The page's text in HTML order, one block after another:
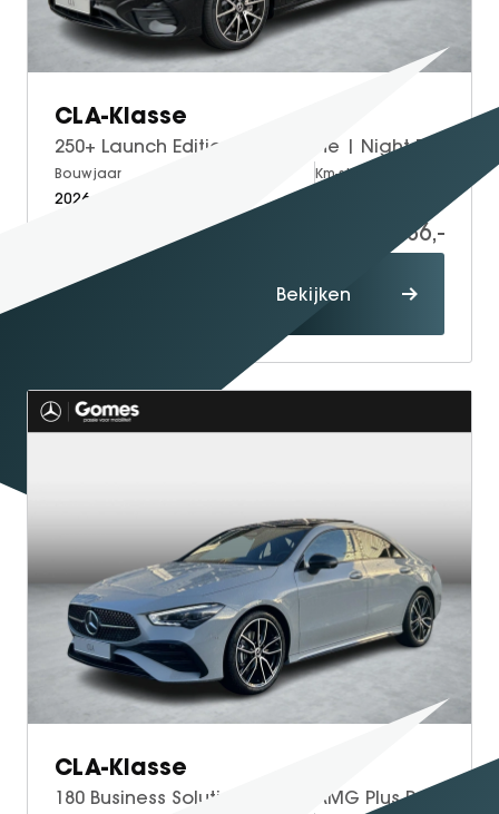
GT Coupé
smart #1
smart #3
Free
Dongfeng
Mhero
SEAL U
SEAL U DM-I
BYD SEAL 6 DM-I
SEAL 6 DM-I TOURING
SEALION 7
DOLPHIN SURF
CLA-Klasse
Bouwjaar
2026
Km-stand
59.886,-
Bekijken
CLA-Klasse
180 Business Solution AMG | AMG Plus Pakket | Night Pakket | Panoramadak | 360° Camera | Dodehoekassistent | Head-up Display | MULTIBEAM LED Koplampen | Advanced Sound System | Elektrisch Verstelbare Stoelen + Memory | Stoelverwarming | Sfeerverlichting | Apple CarPlay | Android Auto